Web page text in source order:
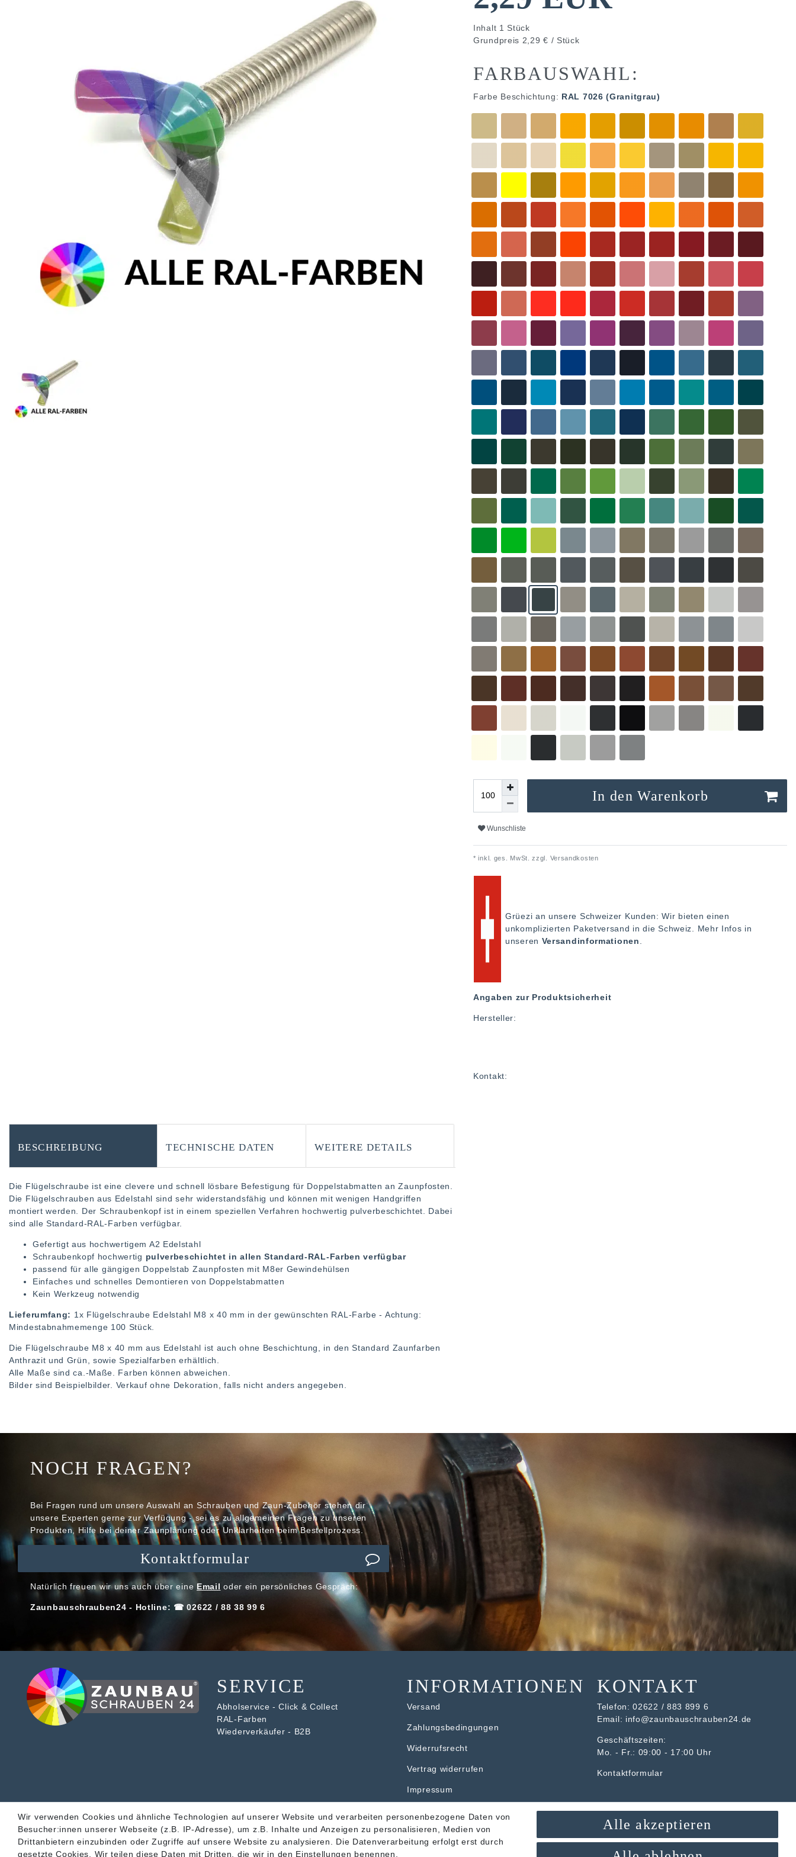
Inhalt 1 Stück
Grundpreis 2,29 € / Stück
FARBAUSWAHL:
Farbe Beschichtung: RAL 7026 (Granitgrau)
In den Warenkorb
Wunschliste
* inkl. ges. MwSt. zzgl. Versandkosten
Grüezi an unsere Schweizer Kunden: Wir bieten einen
unkomplizierten Paketversand in die Schweiz. Mehr Infos in
unseren Versandinformationen
Angaben zur Produktsicherheit
Hersteller:
Kontakt:
BESCHREIBUNG TECHNISCHE DATEN WEITERE DETAILS
Die Flügelschraube ist eine clevere und schnell lösbare Befestigung für Doppelstabmatten an Zaunpfosten.
Die Flügelschrauben aus Edelstahl sind sehr widerstandsfähig und können mit wenigen Handgriffen
montiert werden. Der Schraubenkopf ist in einem speziellen Verfahren hochwertig pulverbeschichtet. Dabei
sind alle Standard-RAL-Farben verfügbar.
Gefertigt aus hochwertigem A2 Edelstahl
Schraubenkopf hochwertig pulverbeschichtet in allen Standard-RAL-Farben verfügbar
passend für alle gängigen Doppelstab Zaunpfosten mit M8er Gewindehülsen
Einfaches und schnelles Demontieren von Doppelstabmatten
Kein Werkzeug notwendig
Lieferumfang: 1x Flügelschraube Edelstahl M8 x 40 mm in der gewünschten RAL-Farbe - Achtung:
Mindestabnahmemenge 100 Stück.
Die Flügelschraube M8 x 40 mm aus Edelstahl ist auch ohne Beschichtung, in den Standard Zaunfarben
Anthrazit und Grün, sowie Spezialfarben erhältlich.
Alle Maße sind ca.-Maße. Farben können abweichen.
Bilder sind Beispielbilder. Verkauf ohne Dekoration, falls nicht anders angegeben.
NOCH FRAGEN?
Bei Fragen rund um unsere Auswahl an Schrauben und Zaun-Zubehör stehen dir
unsere Experten gerne zur Verfügung - sei es zu allgemeinen Fragen zu unseren
Produkten, Hilfe bei deiner Zaunplanung oder Unklarheiten beim Bestellprozess.
Kontaktformular
Natürlich freuen wir uns auch über eine Email oder ein persönliches Gespräch:
Zaunbauschrauben24 - Hotline: ☎ 02622 / 88 38 99 6
SERVICE
Abholservice - Click & Collect
RAL-Farben
Wiederverkäufer - B2B
INFORMATIONEN
Versand
Zahlungsbedingungen
Widerrufsrecht
Vertrag widerrufen
Impressum
AGB
KONTAKT
Telefon:02622 / 883 899 6
Email: info@zaunbauschrauben24.de
Geschäftszeiten:
Mo. - Fr.: 09:00 - 17:00 Uhr
Kontaktformular
Wir verwenden Cookies und ähnliche Technologien auf unserer Website und verarbeiten personenbezogene Daten von
Besucher:innen unserer Webseite (z.B. IP-Adresse), um z.B. Inhalte und Anzeigen zu personalisieren, Medien von
Drittanbietern einzubinden oder Zugriffe auf unsere Website zu analysieren. Die Datenverarbeitung erfolgt erst durch
gesetzte Cookies. Wir teilen diese Daten mit Dritten, die wir in den Einstellungen benennen.
Alle akzeptieren